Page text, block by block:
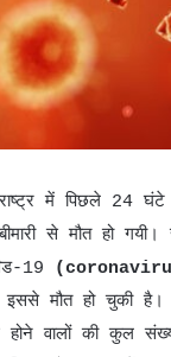
में पिछले 24
से मौत हो
19
मौत हो चुकी
होने वालों की कुल